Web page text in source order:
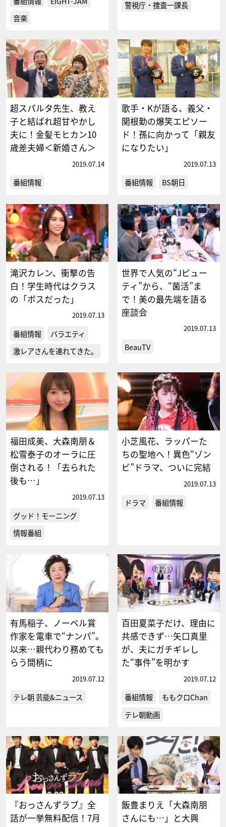
音楽
警視庁・捜査一課長
超スパルタ先生、教え
子と結ばれ超甘やかし
夫に！金髪モヒカン10
歳差夫婦＜新婚さん＞
2019.07.14
番組情報
歌手・Kが語る、義父・
関根勤の爆笑エピソー
ド！孫に向かって「親友
になりたい」
2019.07.13
番組情報 BS朝日
滝沢カレン、衝撃の告
白！学生時代はクラス
の「ボスだった」
2019.07.13
番組情報
バラエティ
激レアさんを連れてきた。
世界で人気の“Jビュー
ティ”から、“菌活”ま
で！美の最先端を語る
座談会
2019.07.13
BeauTV
福田成美、大森南朋＆
松雪泰子のオーラに圧
倒される！「去られた
後も…」
2019.07.13
グッド！モーニング
情報番組
小芝風花、ラッパーた
ちの聖地へ！異色“ゾン
ビ”ドラマ、ついに完結
2019.07.13
ドラマ 番組情報
有馬稲子、ノーベル賞
作家を電車で“ナンパ”。
以来…親代わり務めても
らう間柄に
2019.07.12
テレ朝 芸能&ニュース
百田夏菜子だけ、理由に
共感できず…矢口真里
が、夫にガチギレし
た“事件”を明かす
2019.07.12
番組情報
ももクロChan
テレ朝動画
『おっさんずラブ』全
話が一挙無料配信！7月
飯豊まりえ「大森南朋
さんにも…」と大興